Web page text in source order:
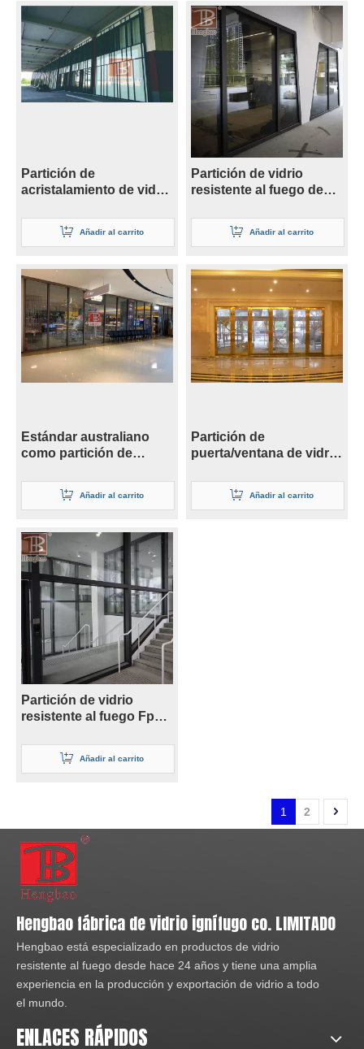
Partición de
acristalamiento de vidrio
doble capa de 19 mm
Añadir al carrito
Partición de vidrio
resistente al fuego de
Añadir al carrito
Estándar australiano
como partición de
resistente al fuego
Añadir al carrito
Partición de
puerta/ventana de vidrio
42 mm
Añadir al carrito
Partición de vidrio
resistente al fuego Fpos
Añadir al carrito
1 2
Hengbao fábrica de vidrio ignífugo co. LIMITADO
Hengbao está especializado en productos de vidrio
resistente al fuego desde hace 24 años y tiene una amplia
experiencia en la producción y exportación de vidrio a todo
el mundo.
ENLACES RÁPIDOS